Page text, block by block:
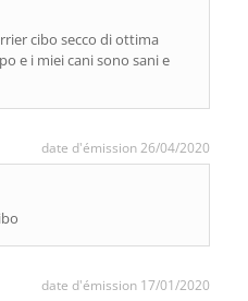
cibo secco di ottima
e i miei cani sono sani e
date d'émission 26/04/2020
date d'émission 17/01/2020